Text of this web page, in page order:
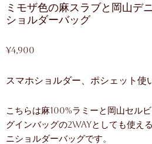
ミモザ色の麻スラブと岡山デ
ショルダーバッグ
¥4,900
スマホショルダー、ポシェット使
こちらは麻100%ラミーと岡山セル
グインバッグの2wayとしても使え
ニショルダーバッグです。